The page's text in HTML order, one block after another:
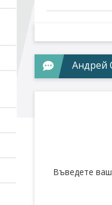
Андрей
Въведете